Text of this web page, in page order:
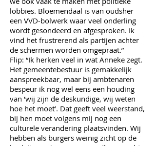
lobbies. Bloemendaal is van oudsher
een VVD-bolwerk waar veel onderling
wordt gesondeerd en afgesproken. Ik
vind het frustrerend als partijen achter
de schermen worden omgepraat.”
Flip: “Ik herken veel in wat Anneke zegt.
Het gemeentebestuur is gemakkelijk
aanspreekbaar, maar bij ambtenaren
bespeur ik nog wel eens een houding
van ‘wij zijn de deskundige, wij weten
hoe het moet’. Dat geeft veel weerstand,
bij hen moet volgens mij nog een
culturele verandering plaatsvinden. Wij
hebben als burgers weinig zicht op de